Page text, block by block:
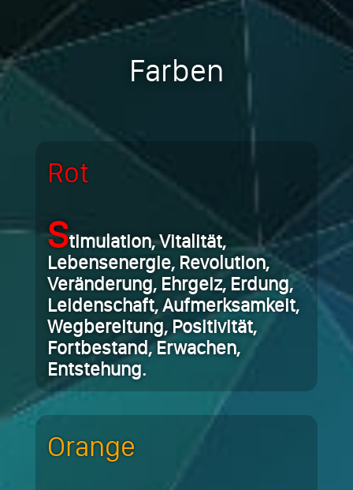
Farben
Rot
Stimulation, Vitalität,
Lebensenergie, Revolution,
Veränderung, Ehrgeiz, Erdung,
Leidenschaft, Aufmerksamkeit,
Wegbereitung, Positivität,
Fortbestand, Erwachen,
Entstehung.
Orange